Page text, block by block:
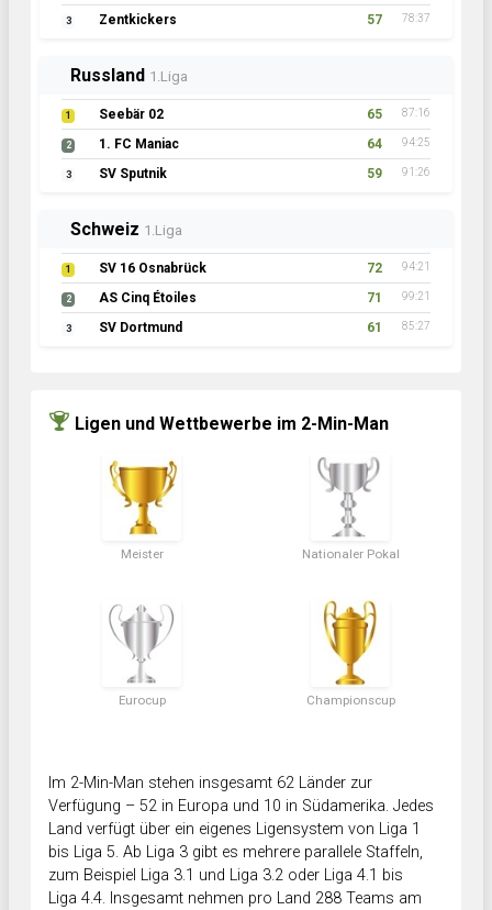
3 Zentkickers 57 78:37
Russland 1.Liga
1 Seebär 02 65 87:16
2 1. FC Maniac 64 94:25
3 SV Sputnik 59 91:26
Schweiz 1.Liga
1 SV 16 Osnabrück 72 94:21
2 AS Cinq Étoiles 71 99:21
3 SV Dortmund 61 85:27
Ligen und Wettbewerbe im 2-Min-Man
Meister Nationaler Pokal
Eurocup Championscup
Im 2-Min-Man stehen insgesamt 62 Länder zur
Verfügung – 52 in Europa und 10 in Südamerika. Jedes
Land verfügt über ein eigenes Ligensystem von Liga 1
bis Liga 5. Ab Liga 3 gibt es mehrere parallele Staffeln,
zum Beispiel Liga 3.1 und Liga 3.2 oder Liga 4.1 bis
Liga 4.4. Insgesamt nehmen pro Land 288 Teams am